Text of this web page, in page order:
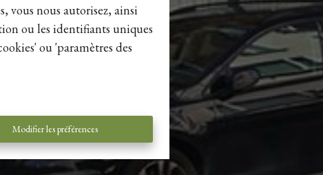
vous nous autorisez, ainsi
ou les identifiants uniques
ou 'paramètres des
Modifier les préférences